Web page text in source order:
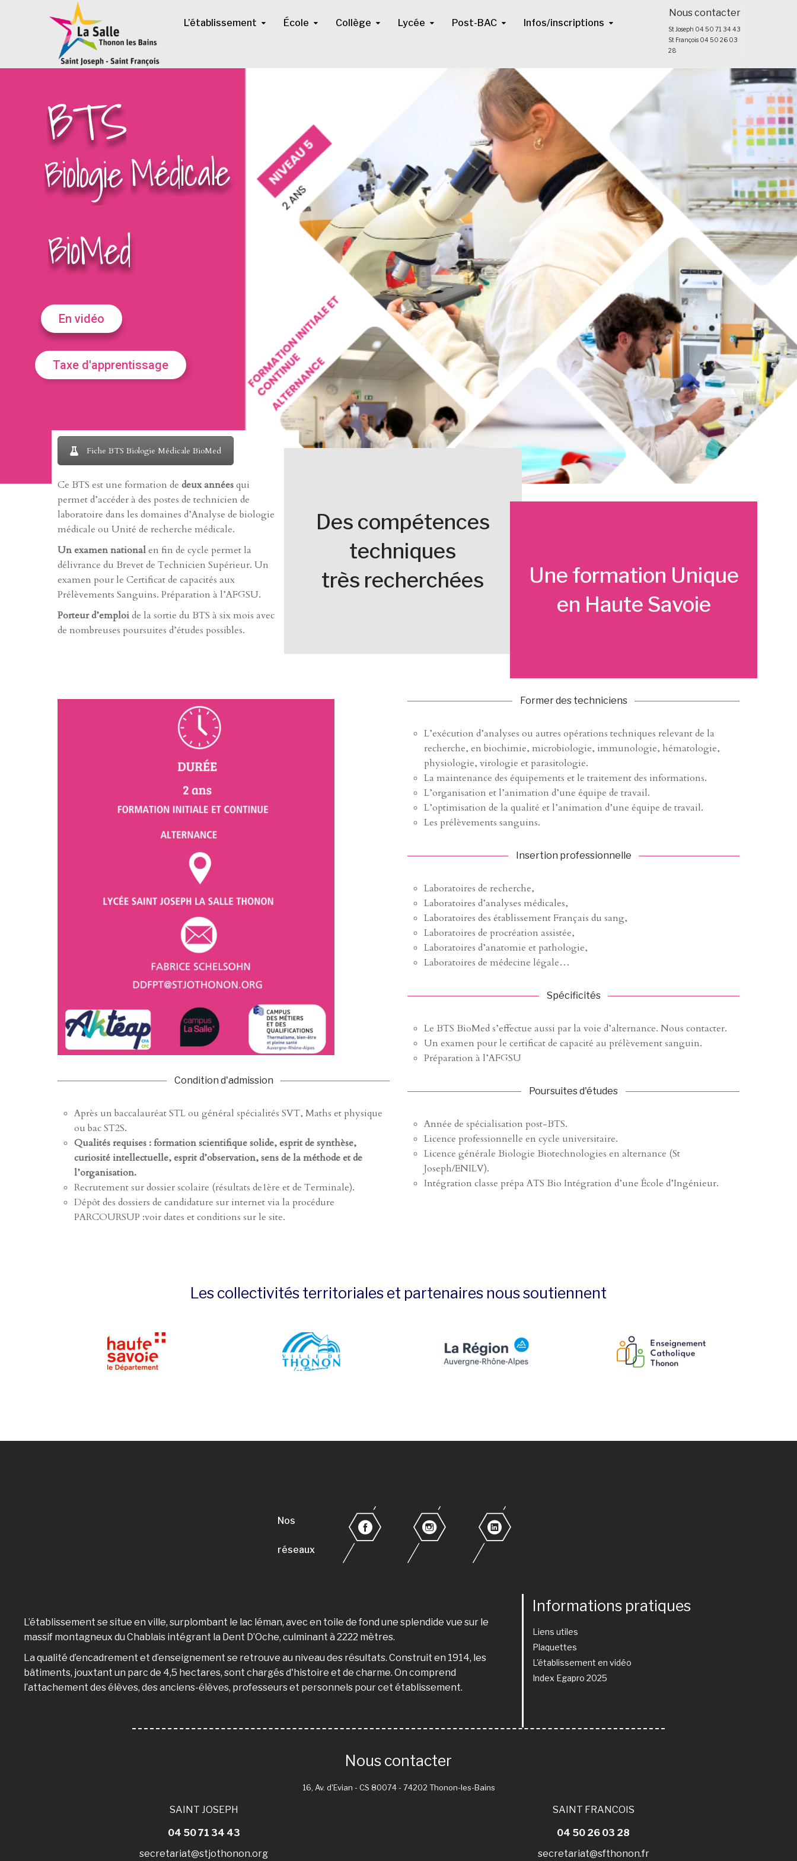
L’établissement École Collège Lycée Post-BAC Infos/inscriptions
Nous contacter
St Joseph 04 50 71 34 43
St François 04 50 26 03
28
Taxe d'apprentissage
En vidéo
BTS
Biologie
BioMed
Médicale
Fiche BTS Biologie Médicale BioMed
Ce BTS est une formation de deux annéesqui
permet d’accéder à des postes de technicien de
laboratoire dans les domaines d’Analyse de biologie
médicale ou Unité de recherche médicale.
Un examen nationalen fin de cycle permet la
délivrance du Brevet de Technicien Supérieur. Un
examen pour le Certificat de capacités aux
Prélèvements Sanguins. Préparation à l’AFGSU.
Porteur d’emploide la sortie du BTS à six mois avec
de nombreuses poursuites d’études possibles.
Des compétences
techniques
très recherchées
Une formation Unique
en Haute Savoie
Condition d'admission
Après un baccalauréat STL ou général spécialités SVT, Maths et physique
ou bac ST2S.
Qualités requises : formation scientifique solide, esprit de synthèse,
curiosité intellectuelle, esprit d’observation, sens de la méthode et de
l’organisation.
Recrutement sur dossier scolaire (résultats de1ère et de Terminale).
Dépôt des dossiers de candidature sur internet via la procédure
PARCOURSUP :voir dates et conditions sur le site.
Former des techniciens
L’exécution d’analyses ou autres opérations techniques relevant de la
recherche, en biochimie, microbiologie, immunologie, hématologie,
physiologie, virologie et parasitologie.
La maintenance des équipements et le traitement des informations.
L’organisation et l’animation d’une équipe de travail.
L’optimisation de la qualité et l’animation d’une équipe de travail.
Les prélèvements sanguins.
Insertion professionnelle
Laboratoires de recherche,
Laboratoires d’analyses médicales,
Laboratoires des établissement Français du sang,
Laboratoires de procréation assistée,
Laboratoires d’anatomie et pathologie,
Laboratoires de médecine légale…
Spécificités
Le BTS BioMed s’effectue aussi par la voie d’alternance. Nous contacter.
Un examen pour le certificat de capacité au prélèvement sanguin.
Préparation à l’AFGSU
Poursuites d'études
Année de spécialisation post-BTS.
Licence professionnelle en cycle universitaire.
Licence générale Biologie Biotechnologies en alternance (St
Joseph/ENILV).
Intégration classe prépa ATS Bio Intégration d’une École d’Ingénieur.
Les collectivités territoriales et partenaires nous soutiennent
Nos
réseaux
L’établissement se situe en ville, surplombant le lac léman, avec en toile de fond une splendide vue sur le
massif montagneux du Chablais intégrant la Dent D’Oche, culminant à 2222 mètres.
La qualité d’encadrement et d’enseignement se retrouve au niveau des résultats. Construit en 1914, les
bâtiments, jouxtant un parc de 4,5 hectares, sont chargés d'histoire et de charme. On comprend
l’attachement des élèves, des anciens-élèves, professeurs et personnels pour cet établissement.
Informations pratiques
Liens utiles
Plaquettes
L'établissement en vidéo
Index Egapro 2025
Nous contacter
16, Av. d'Evian - CS 80074 - 74202 Thonon-les-Bains
SAINT JOSEPH
04 50 71 34 43
secretariat@stjothonon.org
SAINT FRANCOIS
04 50 26 03 28
secretariat@sfthonon.fr